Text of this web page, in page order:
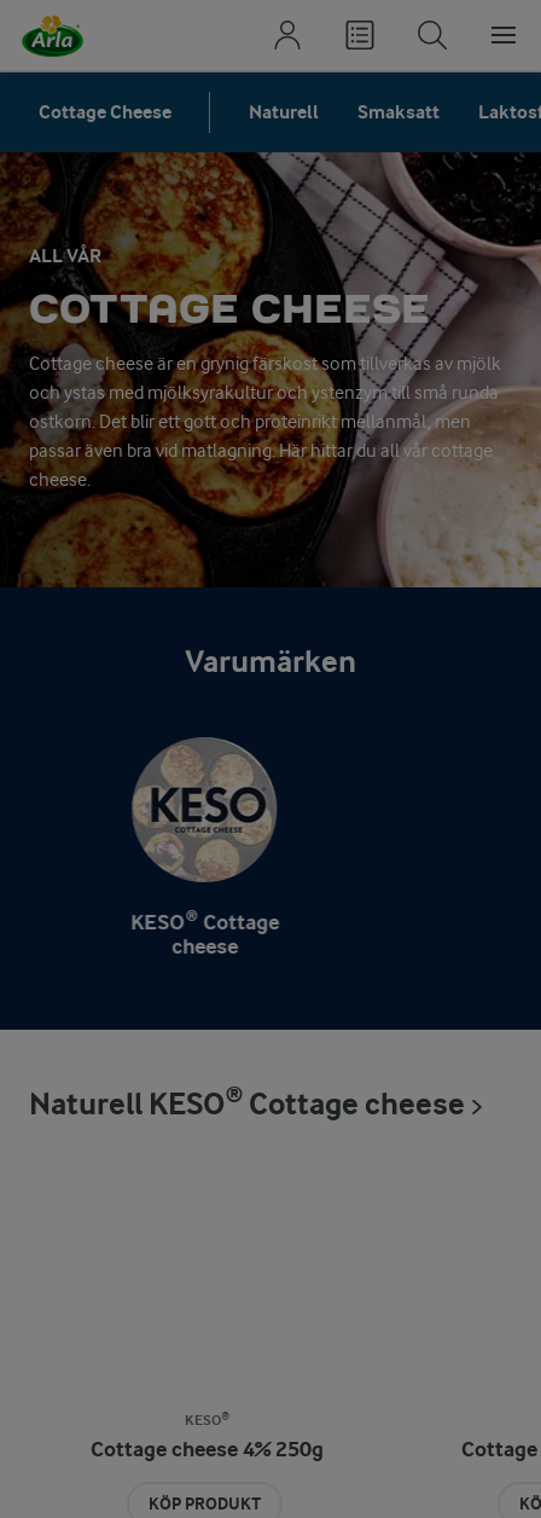
Cottage Cheese Naturell Smaksatt
ALL VÅR
COTTAGE CHEESE
Cottage cheese är en grynig färskost som tillverkas av mjölk
och ystas med mjölksyrakultur och ystenzym till små runda
ostkorn. Det blir ett gott och proteinrikt mellanmål, men
passar även bra vid matlagning. Här hittar du all vår cottage
cheese.
Varumärken
KESO® Cottage
cheese
Naturell KESO® Cottage cheese
KESO®
Cottage cheese 4% 250g
KÖP PRODUKT
Cottage